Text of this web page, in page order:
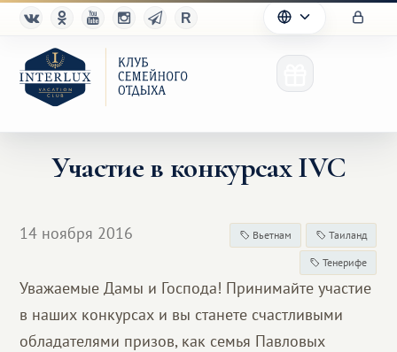
Преимущества
Партнерам
Благотворительность
Участие в конкурсах IVC
14 ноября 2016 Вьетнам Таиланд
Тенерифе
Уважаемые Дамы и Господа! Принимайте участие
в наших конкурсах и вы станете счастливыми
обладателями призов, как семья Павловых